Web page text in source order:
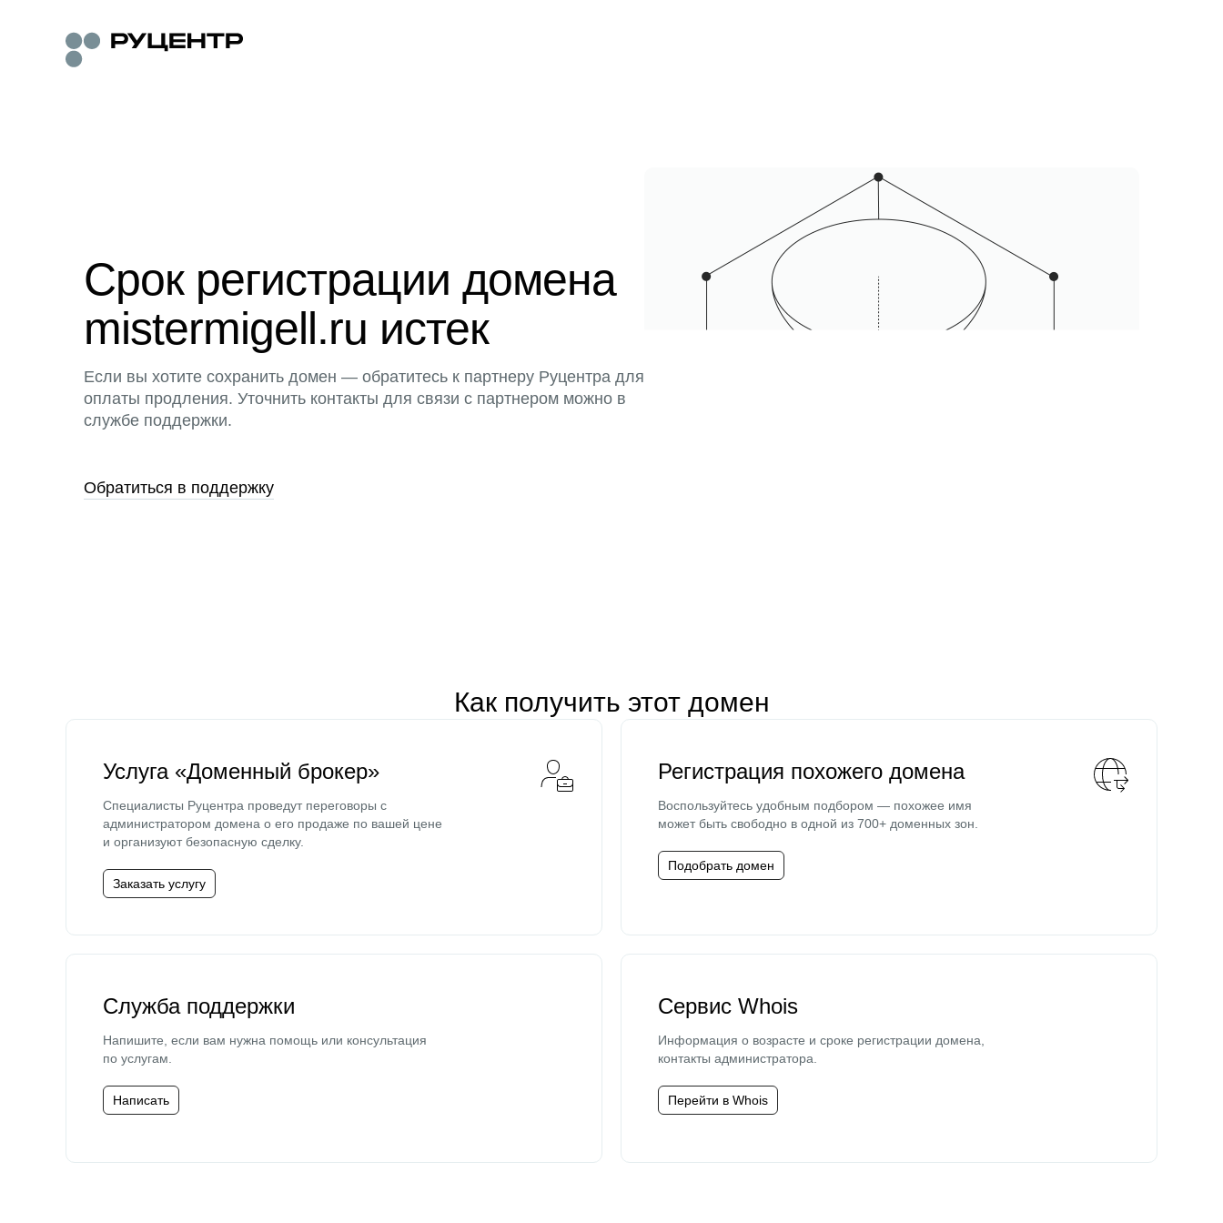
Срок регистрации домена
mistermigell.ru истек
Если вы хотите сохранить домен — обратитесь к партнеру Руцентра для
оплаты продления. Уточнить контакты для связи с партнером можно в
службе поддержки.
Обратиться в поддержку
Как получить этот домен
Услуга «Доменный брокер»
Специалисты Руцентра проведут переговоры с
администратором домена о его продаже по вашей цене
и организуют безопасную сделку.
Заказать услугу
Регистрация похожего домена
Воспользуйтесь удобным подбором — похожее имя
может быть свободно в одной из 700+ доменных зон.
Подобрать домен
Служба поддержки
Напишите, если вам нужна помощь или консультация
по услугам.
Написать
Сервис Whois
Информация о возрасте и сроке регистрации домена,
контакты администратора.
Перейти в Whois